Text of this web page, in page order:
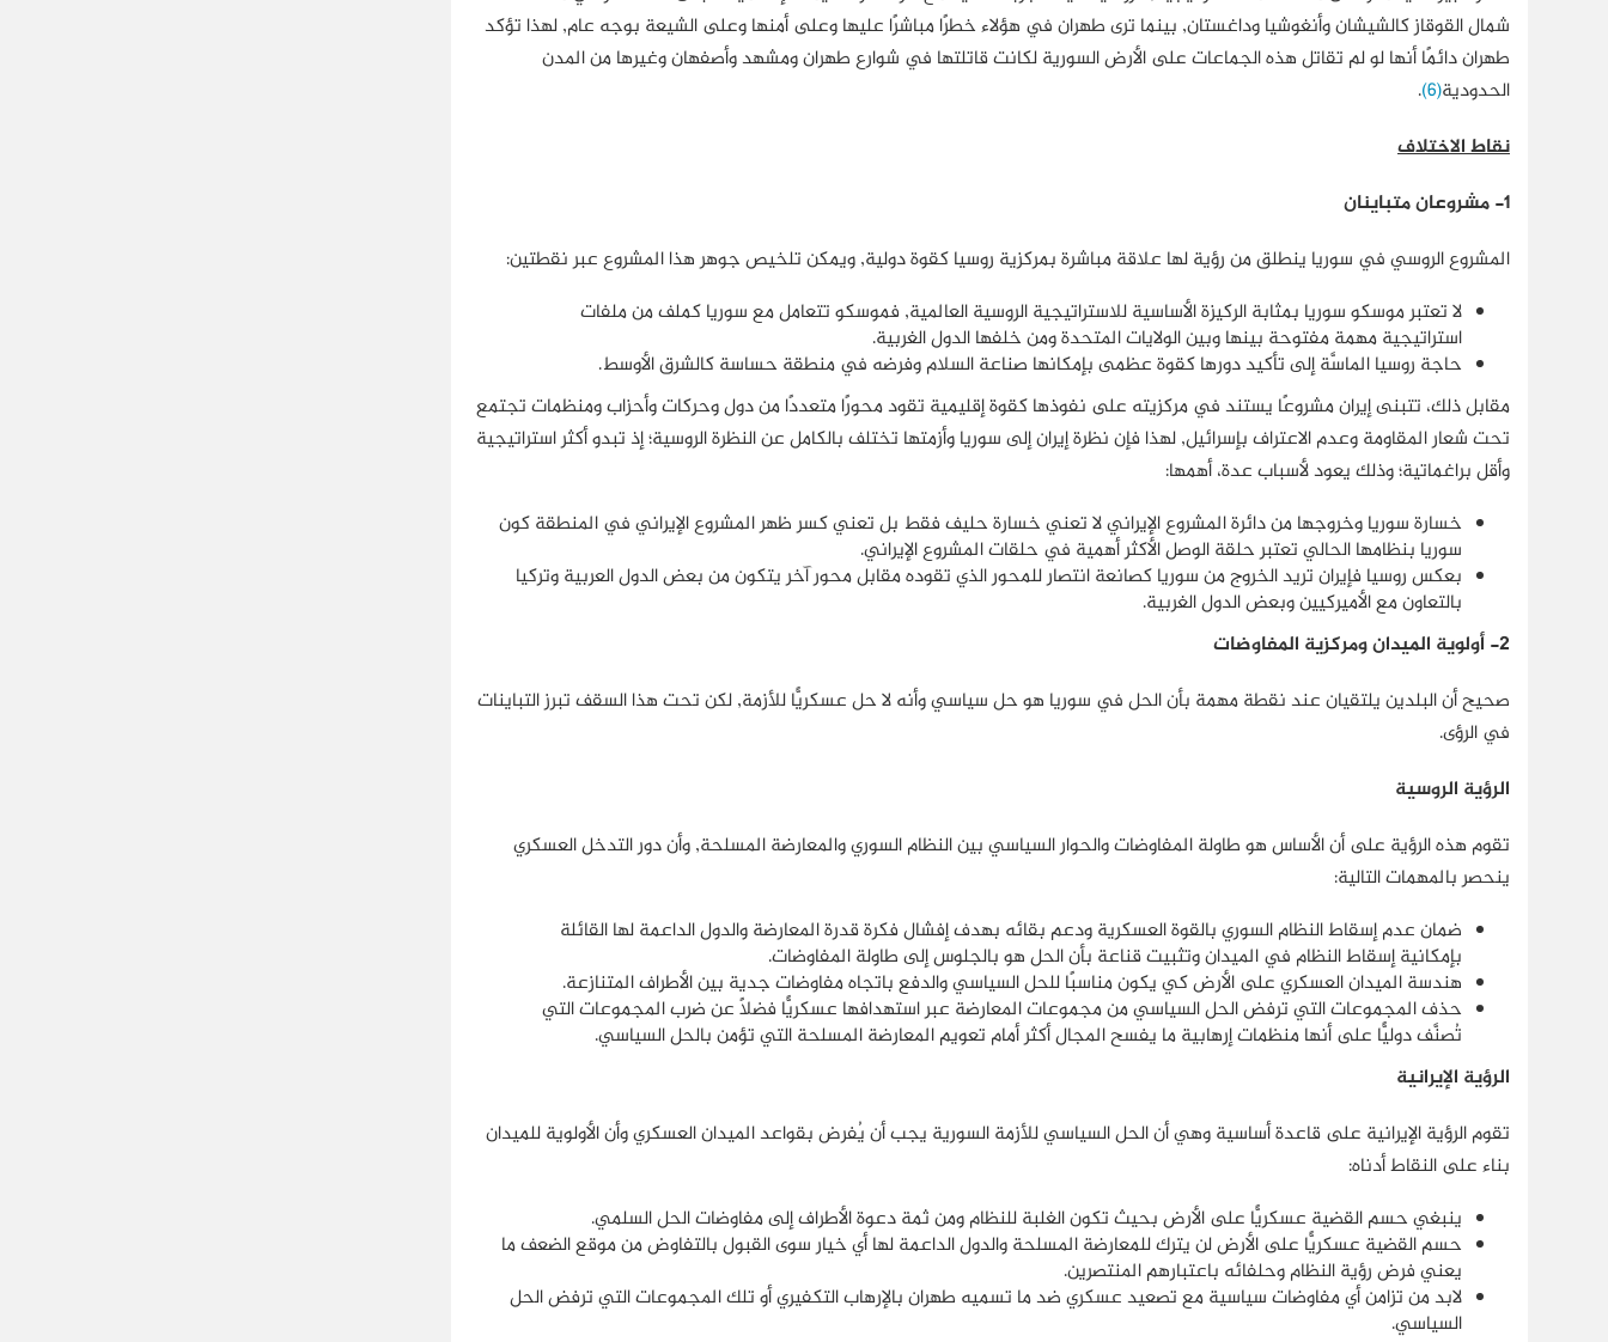
شمال القوقاز كالشيشان وأنغوشيا وداغستان, بينما ترى طهران في هؤلاء خطرًا مباشرًا عليها وعلى أمنها وعلى الشيعة بوجه عام, لهذا تؤكد
طهران دائمًا أنها لو لم تقاتل هذه الجماعات على الأرض السورية لكانت قاتلتها في شوارع طهران ومشهد وأصفهان وغيرها من المدن
الحدودية(6)
.
نقاط الاختلاف
1- مشروعان متباينان
المشروع الروسي في سوريا ينطلق من رؤية لها علاقة مباشرة بمركزية روسيا كقوة دولية, ويمكن تلخيص جوهر هذا المشروع عبر نقطتين:
لا تعتبر موسكو سوريا بمثابة الركيزة الأساسية للاستراتيجية الروسية العالمية, فموسكو تتعامل مع سوريا كملف من ملفات
استراتيجية مهمة مفتوحة بينها وبين الولايات المتحدة ومن خلفها الدول الغربية.
حاجة روسيا الماسَّة إلى تأكيد دورها كقوة عظمى بإمكانها صناعة السلام وفرضه في منطقة حساسة كالشرق الأوسط.
مقابل ذلك، تتبنى إيران مشروعًا يستند في مركزيته على نفوذها كقوة إقليمية تقود محورًا متعددًا من دول وحركات وأحزاب ومنظمات تجتمع
تحت شعار المقاومة وعدم الاعتراف بإسرائيل, لهذا فإن نظرة إيران إلى سوريا وأزمتها تختلف بالكامل عن النظرة الروسية؛ إذ تبدو أكثر استراتيجية
وأقل براغماتية؛ وذلك يعود لأسباب عدة، أهمها:
خسارة سوريا وخروجها من دائرة المشروع الإيراني لا تعني خسارة حليف فقط بل تعني كسر ظهر المشروع الإيراني في المنطقة كون
سوريا بنظامها الحالي تعتبر حلقة الوصل الأكثر أهمية في حلقات المشروع الإيراني.
بعكس روسيا فإيران تريد الخروج من سوريا كصانعة انتصار للمحور الذي تقوده مقابل محور آخر يتكون من بعض الدول العربية وتركيا
بالتعاون مع الأميركيين وبعض الدول الغربية.
2- أولوية الميدان ومركزية المفاوضات
صحيح أن البلدين يلتقيان عند نقطة مهمة بأن الحل في سوريا هو حل سياسي وأنه لا حل عسكريًّا للأزمة, لكن تحت هذا السقف تبرز التباينات
في الرؤى.
الرؤية الروسية
تقوم هذه الرؤية على أن الأساس هو طاولة المفاوضات والحوار السياسي بين النظام السوري والمعارضة المسلحة, وأن دور التدخل العسكري
ينحصر بالمهمات التالية:
ضمان عدم إسقاط النظام السوري بالقوة العسكرية ودعم بقائه بهدف إفشال فكرة قدرة المعارضة والدول الداعمة لها القائلة
بإمكانية إسقاط النظام في الميدان وتثبيت قناعة بأن الحل هو بالجلوس إلى طاولة المفاوضات.
هندسة الميدان العسكري على الأرض كي يكون مناسبًا للحل السياسي والدفع باتجاه مفاوضات جدية بين الأطراف المتنازعة.
حذف المجموعات التي ترفض الحل السياسي من مجموعات المعارضة عبر استهدافها عسكريًّا فضلًا عن ضرب المجموعات التي
تُصنَّف دوليًّا على أنها منظمات إرهابية ما يفسح المجال أكثر أمام تعويم المعارضة المسلحة التي تؤمن بالحل السياسي.
الرؤية الإيرانية
تقوم الرؤية الإيرانية على قاعدة أساسية وهي أن الحل السياسي للأزمة السورية يجب أن يُفرض بقواعد الميدان العسكري وأن الأولوية للميدان
بناء على النقاط أدناه:
ينبغي حسم القضية عسكريًّا على الأرض بحيث تكون الغلبة للنظام ومن ثمة دعوة الأطراف إلى مفاوضات الحل السلمي.
حسم القضية عسكريًّا على الأرض لن يترك للمعارضة المسلحة والدول الداعمة لها أي خيار سوى القبول بالتفاوض من موقع الضعف ما
يعني فرض رؤية النظام وحلفائه باعتبارهم المنتصرين.
لابد من تزامن أي مفاوضات سياسية مع تصعيد عسكري ضد ما تسميه طهران بالإرهاب التكفيري أو تلك المجموعات التي ترفض الحل
السياسي.